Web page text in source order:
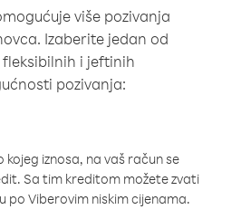
više pozivanja
Izaberite jedan od
i jeftinih
pozivanja:
kojeg iznosa, na vaš račun se
Sa tim kreditom možete zvati
po Viberovim niskim cijenama.